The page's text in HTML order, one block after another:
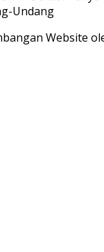
Undang
Website